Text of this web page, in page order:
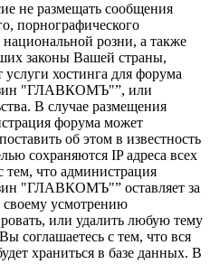
не размещать сообщения
порнографического
розни, а также
законы Вашей страны,
услуги хостинга для форума
"ГЛАВКОМЪ"”, или
В случае размещения
форума может
об этом в известность
сохраняются IP адреса всех
тем, что администрация
"ГЛАВКОМЪ"” оставляет за
усмотрению
или удалить любую тему
соглашаетесь с тем, что вся
храниться в базе данных. В